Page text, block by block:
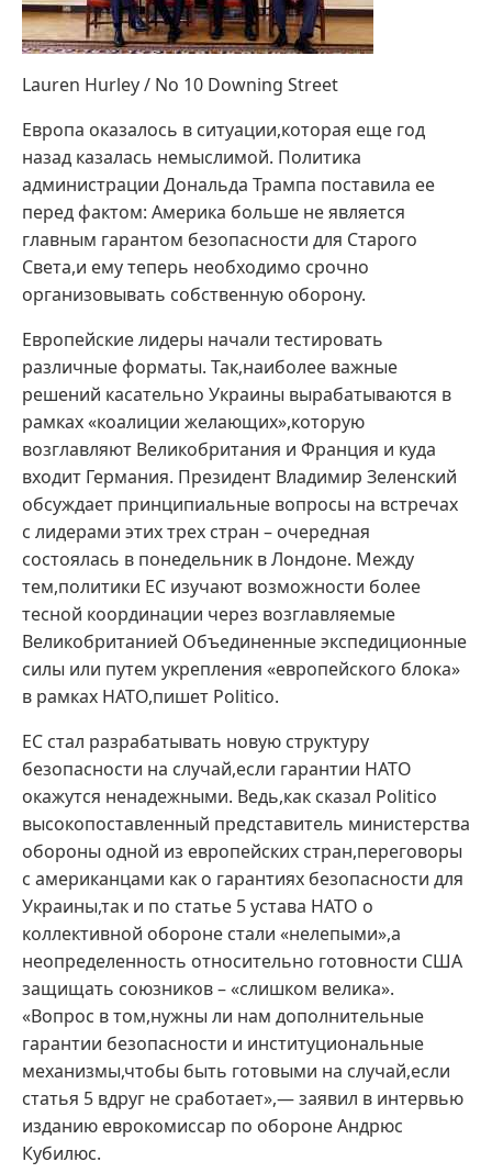
Lauren Hurley / No 10 Downing Street
Европа оказалось в ситуации,которая еще год
назад казалась немыслимой. Политика
администрации Дональда Трампа поставила ее
перед фактом: Америка больше не является
главным гарантом безопасности для Старого
Света,и ему теперь необходимо срочно
организовывать собственную оборону.
Европейские лидеры начали тестировать
различные форматы. Так,наиболее важные
решений касательно Украины вырабатываются в
рамках «коалиции желающих»,которую
возглавляют Великобритания и Франция и куда
входит Германия. Президент Владимир Зеленский
обсуждает принципиальные вопросы на встречах
с лидерами этих трех стран – очередная
состоялась в понедельник в Лондоне. Между
тем,политики ЕС изучают возможности более
тесной координации через возглавляемые
Великобританией Объединенные экспедиционные
силы или путем укрепления «европейского блока»
в рамках НАТО,пишет Politico.
ЕС стал разрабатывать новую структуру
безопасности на случай,если гарантии НАТО
окажутся ненадежными. Ведь,как сказал Politico
высокопоставленный представитель министерства
обороны одной из европейских стран,переговоры
с американцами как о гарантиях безопасности для
Украины,так и по статье 5 устава НАТО о
коллективной обороне стали «нелепыми»,а
неопределенность относительно готовности США
защищать союзников – «слишком велика».
«Вопрос в том,нужны ли нам дополнительные
гарантии безопасности и институциональные
механизмы,чтобы быть готовыми на случай,если
статья 5 вдруг не сработает»,— заявил в интервью
изданию еврокомиссар по обороне Андрюс
Кубилюс.